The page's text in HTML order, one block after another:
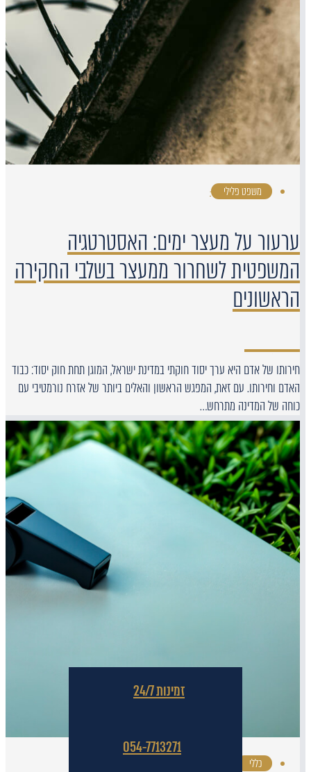
משפט פלילי ·
ערעור על מעצר ימים: האסטרטגיה
המשפטית לשחרור ממעצר בשלבי החקירה
הראשונים
חירותו של אדם היא ערך יסוד חוקתי במדינת ישראל, המוגן תחת חוק יסוד: כבוד
האדם וחירותו. עם זאת, המפגש הראשון והאלים ביותר של אזרח נורמטיבי עם
כוחה של המדינה מתרחש…
כללי
זמינות 24/7
054-7713271